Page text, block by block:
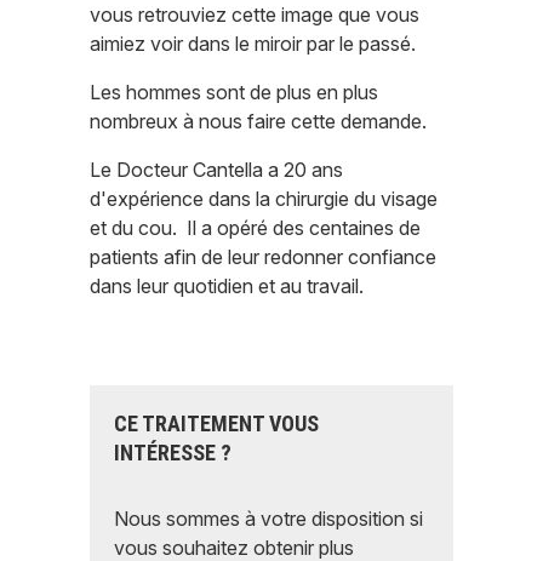
vous retrouviez cette image que vous
aimiez voir dans le miroir par le passé.
Les hommes sont de plus en plus
nombreux à nous faire cette demande.
Le Docteur Cantella a 20 ans
d'expérience dans la chirurgie du visage
et du cou. Il a opéré des centaines de
patients afin de leur redonner confiance
dans leur quotidien et au travail.
CE TRAITEMENT VOUS
INTÉRESSE ?
Nous sommes à votre disposition si
vous souhaitez obtenir plus